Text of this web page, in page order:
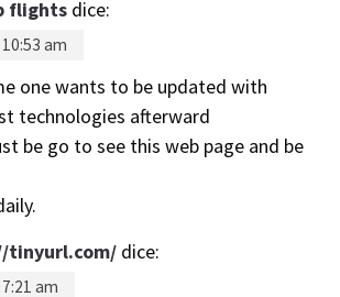
flights dice:
am
one wants to be updated with
technologies afterward
be go to see this web page and be
tinyurl.com/ dice:
am